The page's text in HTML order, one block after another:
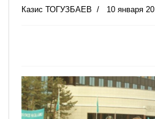
Казис ТОГУЗБАЕВ 10 января